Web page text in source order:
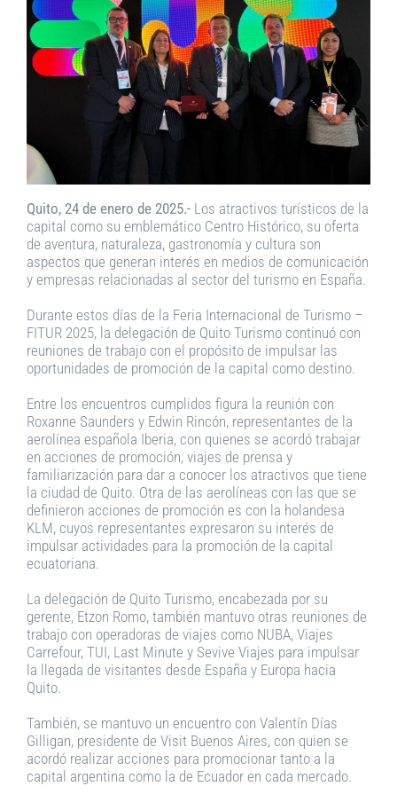
Quito, 24 de enero de 2025.- Los atractivos turísticos de la
capital como su emblemático Centro Histórico, su oferta
de aventura, naturaleza, gastronomía y cultura son
aspectos que generan interés en medios de comunicación
y empresas relacionadas al sector del turismo en España.
Durante estos días de la Feria Internacional de Turismo –
FITUR 2025, la delegación de Quito Turismo continuó con
reuniones de trabajo con el propósito de impulsar las
oportunidades de promoción de la capital como destino.
Entre los encuentros cumplidos figura la reunión con
Roxanne Saunders y Edwin Rincón, representantes de la
aerolínea española Iberia, con quienes se acordó trabajar
en acciones de promoción, viajes de prensa y
familiarización para dar a conocer los atractivos que tiene
la ciudad de Quito. Otra de las aerolíneas con las que se
definieron acciones de promoción es con la holandesa
KLM, cuyos representantes expresaron su interés de
impulsar actividades para la promoción de la capital
ecuatoriana.
La delegación de Quito Turismo, encabezada por su
gerente, Etzon Romo, también mantuvo otras reuniones de
trabajo con operadoras de viajes como NUBA, Viajes
Carrefour, TUI, Last Minute y Sevive Viajes para impulsar
la llegada de visitantes desde España y Europa hacia
Quito.
También, se mantuvo un encuentro con Valentín Días
Gilligan, presidente de Visit Buenos Aires, con quien se
acordó realizar acciones para promocionar tanto a la
capital argentina como la de Ecuador en cada mercado.